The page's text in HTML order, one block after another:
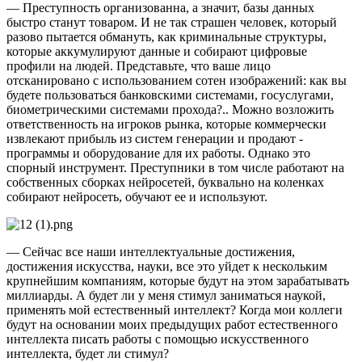
— Преступность организованна, а значит, базы данных
быстро станут товаром. И не так страшен человек, который
разово пытается обмануть, как криминальные структуры,
которые аккумулируют данные и собирают цифровые
профили на людей. Представьте, что ваше лицо
отсканировано с использованием сотен изображений: как вы
будете пользоваться банковскими системами, госуслугами,
биометрическими системами прохода?.. Можно возложить
ответственность на игроков рынка, которые коммерчески
извлекают прибыль из систем генерации и продают ­
программы и оборудование для их работы. Однако это
спорный инструмент. Преступники в том числе работают на
собственных сборках нейросетей, буквально на коленках
собирают нейросеть, обучают ее и используют.
— Сейчас все наши интеллектуальные достижения,
достижения искусства, науки, все это уйдет к нескольким
крупнейшим компаниям, которые будут на этом зарабатывать
миллиарды. А будет ли у меня стимул заниматься наукой,
применять мой естественный интеллект? Когда мои коллеги
будут на основании моих предыдущих работ естественного
интеллекта писать работы с помощью искусственного
интеллекта, будет ли стимул?